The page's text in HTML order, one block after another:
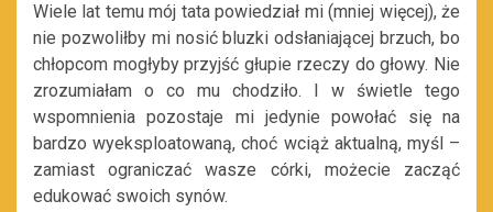
Wiele lat temu mój tata powiedział mi (mniej więcej), że
nie pozwoliłby mi nosić bluzki odsłaniającej brzuch, bo
chłopcom mogłyby przyjść głupie rzeczy do głowy. Nie
zrozumiałam o co mu chodziło. I w świetle tego
wspomnienia pozostaje mi jedynie powołać się na
bardzo wyeksploatowaną, choć wciąż aktualną, myśl –
zamiast ograniczać wasze córki, możecie zacząć
edukować swoich synów.